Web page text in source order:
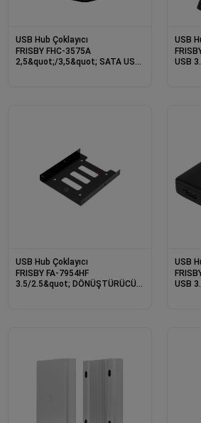
USB Hub Çoklayıcı
FRISBY FHC-3575A
2,5&quot;/3,5&quot; SATA USB
USB
USB
USB Hub Çoklayıcı
FRISBY FA-7954HF
3.5/2.5&quot; DÖNÜŞTÜRÜCÜ
USB
USB